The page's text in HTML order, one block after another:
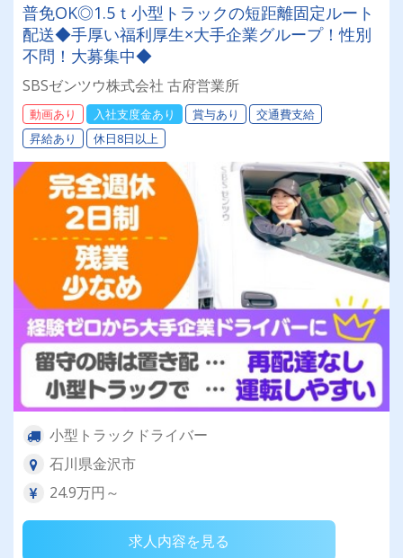
普免OK◎1.5ｔ小型トラックの短距離固定ルート
配送◆手厚い福利厚生×大手企業グループ！性別
不問！大募集中◆
SBSゼンツウ株式会社 古府営業所
動画あり 入社支度金あり 賞与あり
交通費支給
昇給あり
休日8日以上
小型トラックドライバー
石川県金沢市
24.9万円～
求人内容を見る